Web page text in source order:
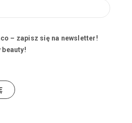
– zapisz się na newsletter!
beauty!